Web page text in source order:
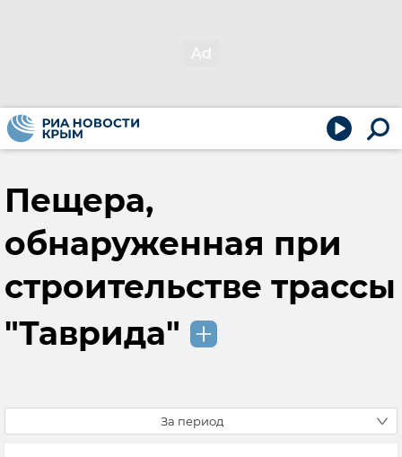
Пещера,
обнаруженная при
строительстве трассы
"Таврида"
За период